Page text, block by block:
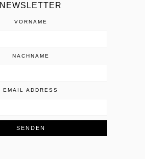
NEWSLETTER
VORNAME
NACHNAME
EMAIL ADDRESS